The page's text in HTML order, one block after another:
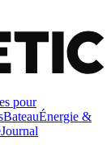
pour
BateauÉnergie &
Journal